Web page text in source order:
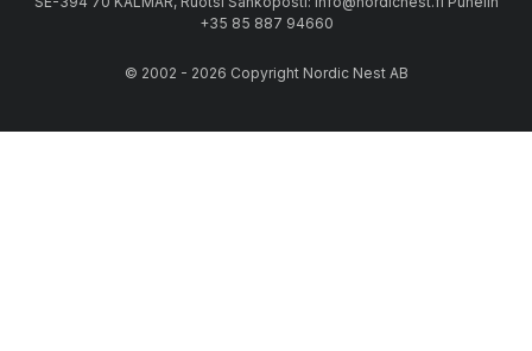
+35 85 887 94660
© 2002 - 2026 Copyright Nordic Nest AB